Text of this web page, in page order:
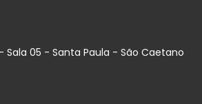
Sala 05 - Santa Paula - São Caetano